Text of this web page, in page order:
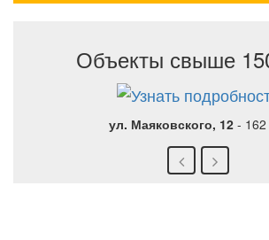
Объекты свыше
ул. Маяковского, 12- 162